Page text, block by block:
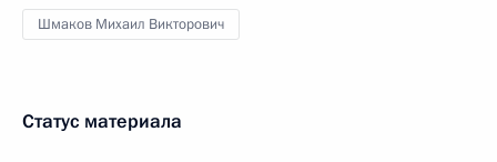
Шмаков Михаил Викторович
Статус материала